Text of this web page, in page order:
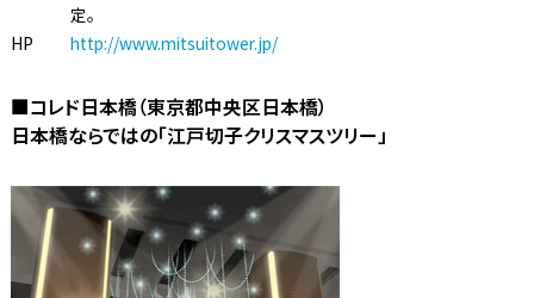
定。
HP
http://www.mitsuitower.jp/
■コレド日本橋（東京都中央区日本橋）
日本橋ならではの「江戸切子クリスマスツリー」